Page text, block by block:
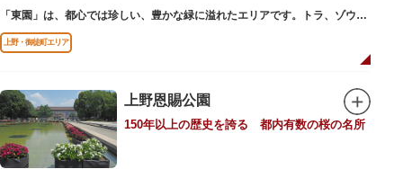
「東園」は、都心では珍しい、豊かな緑に溢れたエリアです。トラ、ゾウな
どが住む森エリアや、ホッキョクグマやアザラシが住む海エリアでは、水浴
びなど迫力あるシーンが目撃できることもあります。国指定重要文化財の
一方「西園」は、蓮の名所としても知られる風光明媚な「不忍池」のほとり
に位置する区域。キリンやサイなどの人気動物をはじめ、アイアイや“動か
ない鳥”として話題のハシビロコウなどユニークな種も見られます。
子ども動物園「すてっぷ」では、小動物を間近で観察することを通じて、命
上野・御徒町エリア
上野恩賜公園
150年以上の歴史を誇る 都内有数の桜の名所